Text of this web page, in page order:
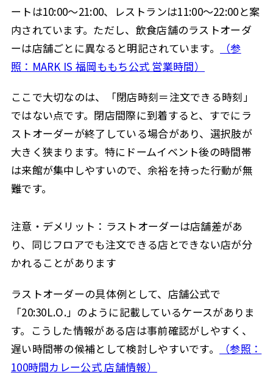
ートは10:00〜21:00、レストランは11:00〜22:00と案
内されています。ただし、飲食店舗のラストオーダ
ーは店舗ごとに異なると明記されています。
（参
照：MARK IS 福岡ももち公式 営業時間）
ここで大切なのは、「閉店時刻＝注文できる時刻」
ではない点です。閉店間際に到着すると、すでにラ
ストオーダーが終了している場合があり、選択肢が
大きく狭まります。特にドームイベント後の時間帯
は来館が集中しやすいので、余裕を持った行動が無
難です。
注意・デメリット：ラストオーダーは店舗差があ
り、同じフロアでも注文できる店とできない店が分
かれることがあります
ラストオーダーの具体例として、店舗公式で
「20:30L.O.」のように記載しているケースがありま
す。こうした情報がある店は事前確認がしやすく、
遅い時間帯の候補として検討しやすいです。
（参照：
100時間カレー公式 店舗情報）